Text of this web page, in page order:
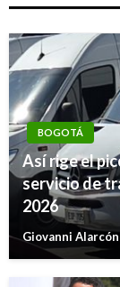
BOGOTÁ
Así rige el
servicio de
2026
Giovanni